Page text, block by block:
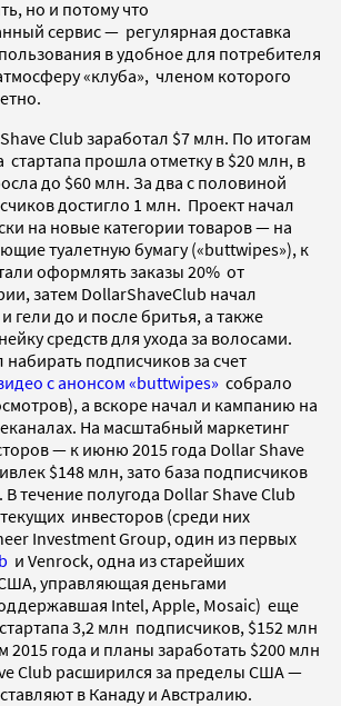
но и потому что
сервис — регулярная доставка
в удобное для потребителя
«клуба», членом которого
Club заработал $7 млн. По итогам
стартапа прошла отметку в $20 млн, в
до $60 млн. За два с половиной
достигло 1 млн. Проект начал
на новые категории товаров — на
туалетную бумагу («buttwipes»), к
оформлять заказы 20% от
затем DollarShaveClub начал
гели до и после бритья, а также
средств для ухода за волосами.
подписчиков за счет
с анонсом «buttwipes» собрало
а вскоре начал и кампанию на
На масштабный маркетинг
— к июню 2015 года Dollar Shave
$148 млн, зато база подписчиков
течение полугода Dollar Shave Club
инвесторов (среди них
Investment Group, один из первых
и Venrock, одна из старейших
управляющая деньгами
Intel, Apple, Mosaic) еще
3,2 млн подписчиков, $152 млн
2015 года и планы заработать $200 млн
Club расширился за пределы США —
в Канаду и Австралию.